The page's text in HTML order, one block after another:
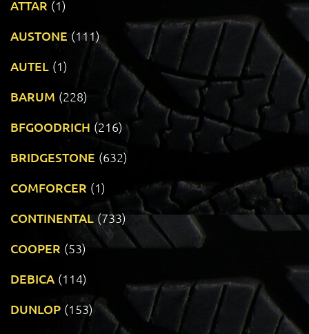
ATTAR (1)
AUSTONE (111)
AUTEL (1)
BARUM (228)
BFGOODRICH (216)
BRIDGESTONE (632)
COMFORCER (1)
CONTINENTAL (733)
COOPER (53)
DEBICA (114)
DUNLOP (153)